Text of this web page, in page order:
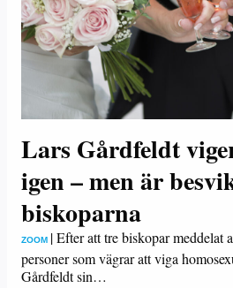
Lars Gårdfeldt
igen – men är
biskoparna
ZOOM |Efter att tre biskopar meddelat
personer som vägrar att viga
Gårdfeldt sin…